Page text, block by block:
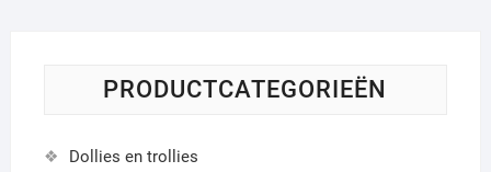
PRODUCTCATEGORIEËN
Dollies en trollies